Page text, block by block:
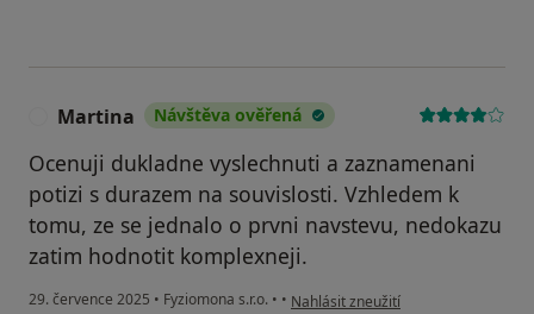
Martina Návštěva ověřená
Ocenuji dukladne vyslechnuti a zaznamenani
potizi s durazem na souvislosti. Vzhledem k
tomu, ze se jednalo o prvni navstevu, nedokazu
zatim hodnotit komplexneji.
29. července 2025 • Fyziomona s.r.o. • • podle názoru uživatele Martina
Nahlásit zneužití